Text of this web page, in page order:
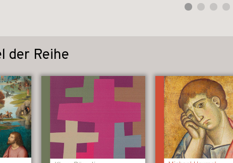
der Reihe